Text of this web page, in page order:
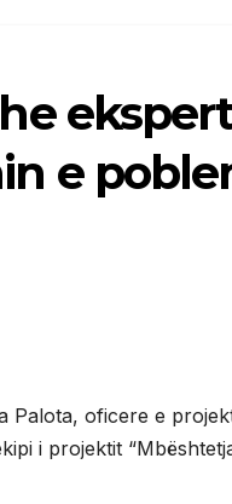
e
oficere e
i projektit